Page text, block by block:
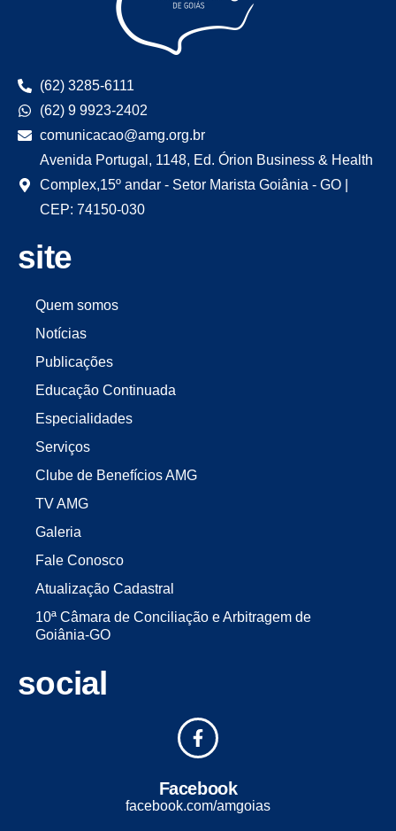
(62) 3285-6111
(62) 9 9923-2402
comunicacao@amg.org.br
Avenida Portugal, 1148, Ed. Órion Business & Health
Complex,15º andar - Setor Marista Goiânia - GO |
CEP: 74150-030
site
Quem somos
Notícias
Publicações
Educação Continuada
Especialidades
Serviços
Clube de Benefícios AMG
TV AMG
Galeria
Fale Conosco
Atualização Cadastral
10ª Câmara de Conciliação e Arbitragem de
Goiânia-GO
social
Facebook
facebook.com/amgoias